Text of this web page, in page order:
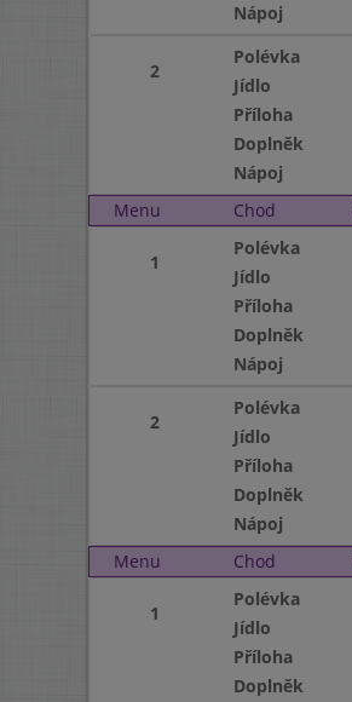
Nápoj
2
Polévka
Jídlo
Příloha
Doplněk
Nápoj
Menu
Chod
1
Polévka
Jídlo
Příloha
Doplněk
Nápoj
2
Polévka
Jídlo
Příloha
Doplněk
Nápoj
Menu
Chod
1
Polévka
Jídlo
Příloha
Doplněk